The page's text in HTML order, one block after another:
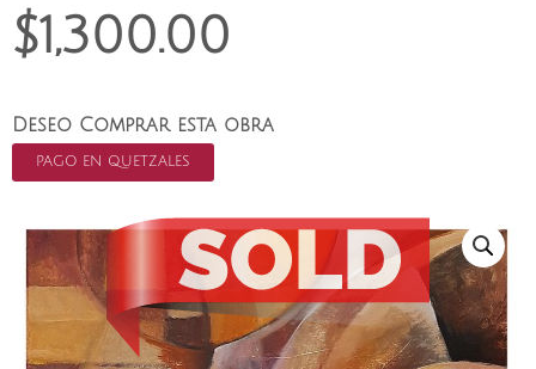
$1,300.00
Deseo Comprar esta obra
PAGO EN QUETZALES